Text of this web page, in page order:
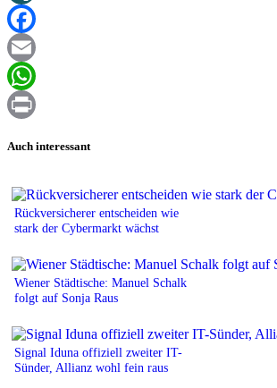
XING
Facebook
Email
WhatsApp
Auch interessant
Rückversicherer entscheiden wie
stark der Cybermarkt wächst
Wiener Städtische: Manuel Schalk
folgt auf Sonja Raus
Signal Iduna offiziell zweiter IT-
Sünder, Allianz wohl fein raus